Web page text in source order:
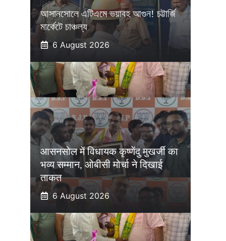
আসানসোলে এটিএমে ভয়াবহ আগুন! চট্টার্জি
মার্কেটে চাঞ্চল্য
6 August 2026
आसनसोल में विधायक कृष्णेंदु मुखर्जी का
भव्य सम्मान, ओबीसी मोर्चा ने दिखाई
ताकत
6 August 2026